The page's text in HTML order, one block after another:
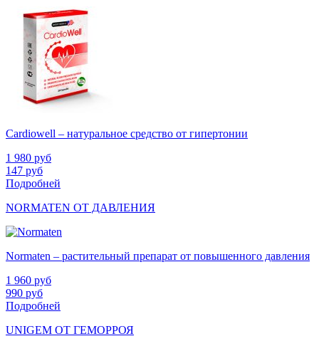
Cardiowell – натуральное средство от гипертонии
1 980 руб
147 руб
Подробней
NORMATEN ОТ ДАВЛЕНИЯ
Normaten – растительный препарат от повышенного давления
1 960 руб
990 руб
Подробней
UNIGEM ОТ ГЕМОРРОЯ